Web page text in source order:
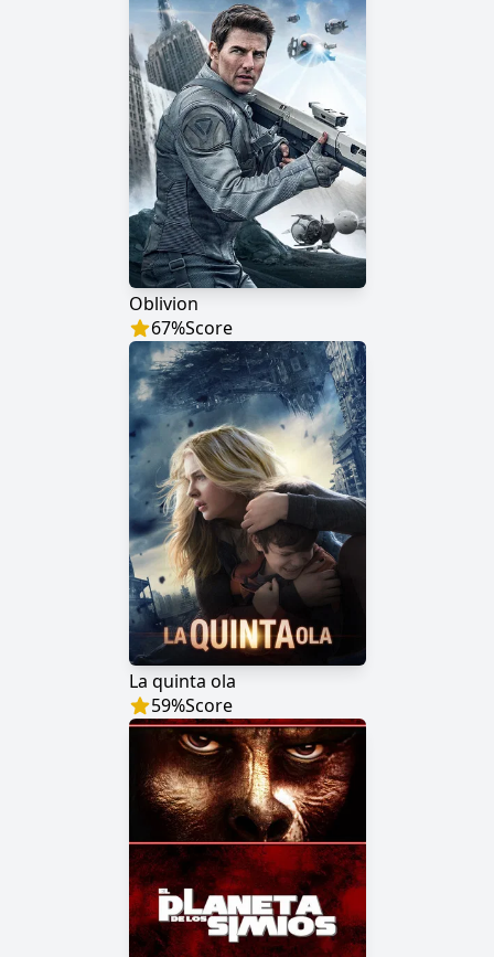
Oblivion
67%Score
La quinta ola
59%Score